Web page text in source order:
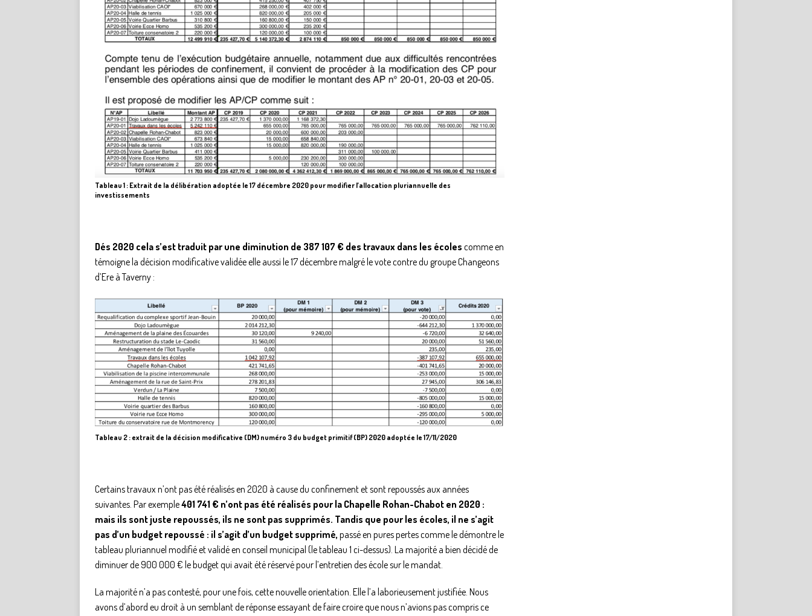
Tableau 1 : Extrait de la délibération adoptée le 17 décembre 2020 pour modifier l’allocation pluriannuelle des
investissements
Dés 2020 cela s’est traduit par une diminution de 387 107 € des travaux dans les écoles comme en
témoigne la décision modificative validée elle aussi le 17 décembre malgré le vote contre du groupe Changeons
d’Ere à Taverny :
Tableau 2 : extrait de la décision modificative (DM) numéro 3 du budget primitif (BP) 2020 adoptée le 17/11/2020
Certains travaux n’ont pas été réalisés en 2020 à cause du confinement et sont repoussés aux années
suivantes. Par exemple401 741 € n’ont pas été réalisés pour la Chapelle Rohan-Chabot en 2020 :
mais ils sont juste repoussés, ils ne sont pas supprimés. Tandis que pour les écoles, il ne s’agit
pas d’un budget repoussé : il s’agit d’un budget supprimé, passé en pures pertes comme le démontre le
tableau pluriannuel modifié et validé en conseil municipal (le tableau 1 ci-dessus). La majorité a bien décidé de
diminuer de 900 000 € le budget qui avait été réservé pour l’entretien des école sur le mandat.
La majorité n’a pas contesté, pour une fois, cette nouvelle orientation. Elle l’a laborieusement justifiée. Nous
avons d’abord eu droit à un semblant de réponse essayant de faire croire que nous n’avions pas compris ce